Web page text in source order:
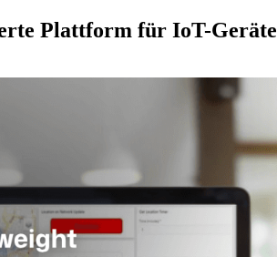
Plattform für IoT-Geräte